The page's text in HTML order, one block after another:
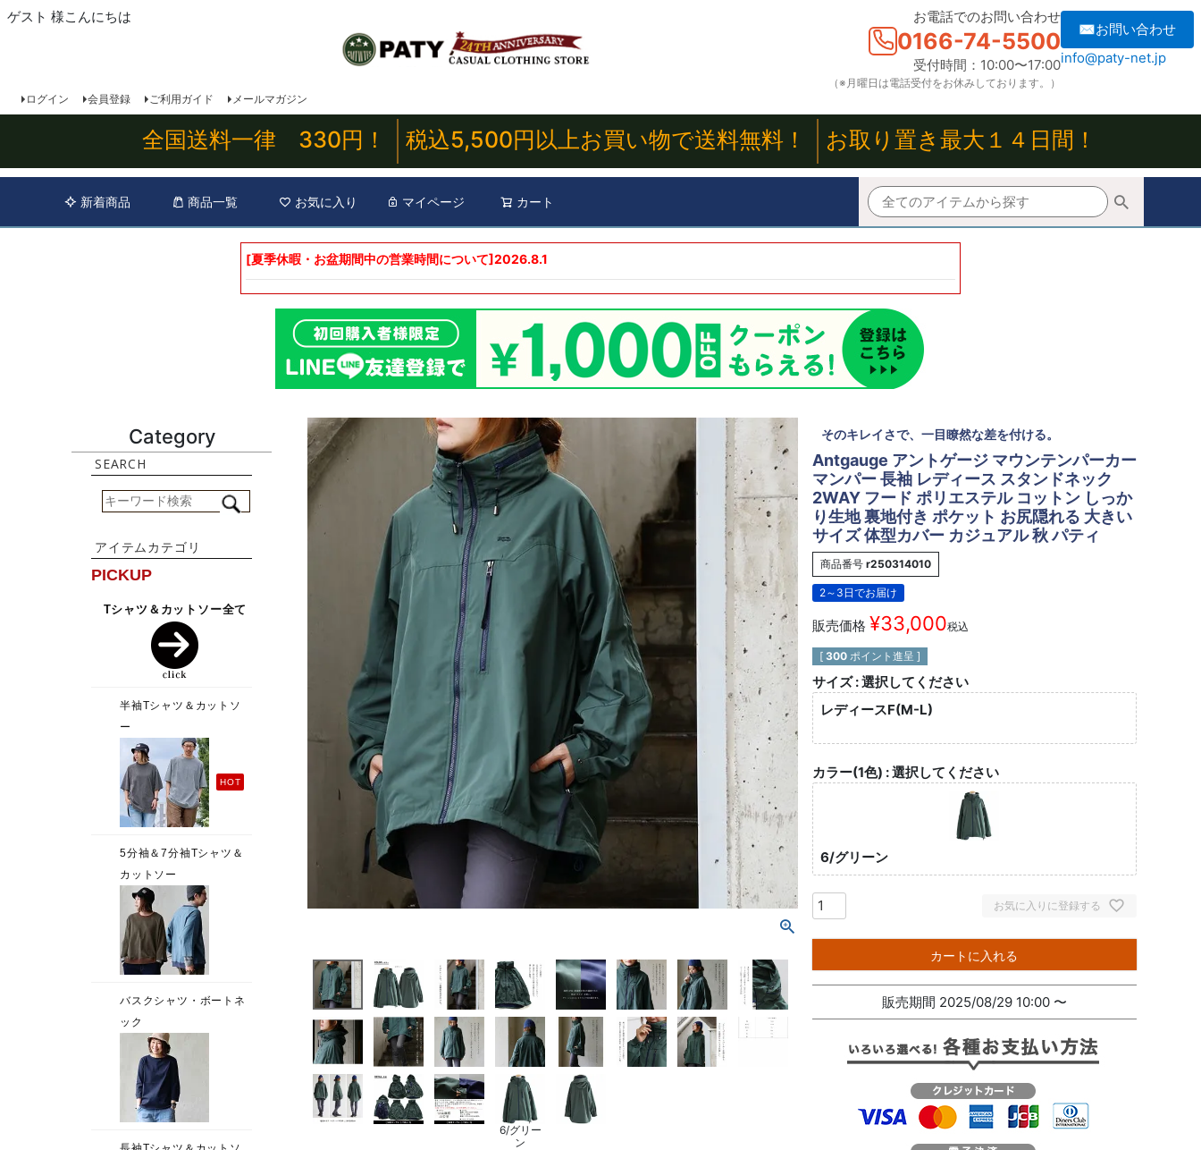
ゲスト 様こんにちは お電話でのお問い合わせ
0166-74-5500
受付時間：10:00〜17:00
（※月曜日は電話受付をお休みしております。）
✉お問い合わせ
info@paty-net.jp
ログイン 会員登録 ご利用ガイド メールマガジン
全国送料一律 330円！ 税込5,500円以上お買い物で送料無料！ お取り置き最大１４日間！
新着商品 商品一覧 お気に入り マイページ カート
[夏季休暇・お盆期間中の営業時間について]2026.8.1
Category
6/グリー
ン
そのキレイさで、一目瞭然な差を付ける。
Antgauge アントゲージ マウンテンパーカー
マンパー 長袖 レディース スタンドネック
2WAY フード ポリエステル コットン しっか
り生地 裏地付き ポケット お尻隠れる 大きい
サイズ 体型カバー カジュアル 秋 パティ
商品番号 r250314010
2～3日でお届け
販売価格 ¥33,000税込
[ 300 ポイント進呈 ]
サイズ 選択してください
レディースF(M-L)
カラー(1色) 選択してください
6/グリーン
お気に入りに登録する
カートに入れる
販売期間 2025/08/29 10:00 〜